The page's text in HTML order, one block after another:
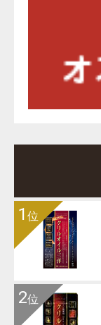
1 位
2位